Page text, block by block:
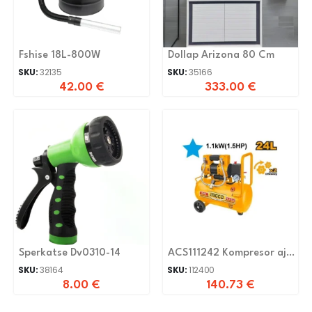
Fshise 18L-800W
SKU:32135
42.00 €
Dollap Arizona 80 Cm
SKU:35166
333.00 €
Sperkatse Dv0310-14
SKU:38164
8.00 €
ACS111242 Kompresor ajri
24l
SKU:112400
140.73 €